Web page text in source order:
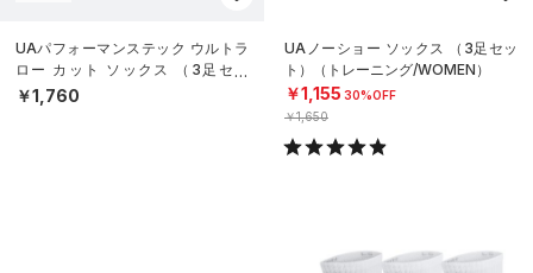
UAパフォーマンステック ウルトラ
ロー カット ソックス （3足セッ
ト）（トレーニング/UNISEX）
￥1,760
UAノーショー ソックス （3足セッ
ト）（トレーニング/WOMEN）
￥1,155 30%OFF
￥1,650